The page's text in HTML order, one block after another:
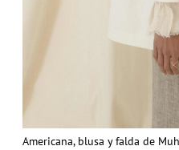
Americana, blusa y falda de